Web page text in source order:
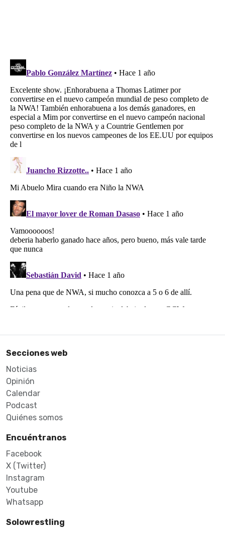
Secciones web
Noticias
Opinión
Calendar
Podcast
Quiénes somos
Encuéntranos
Facebook
X (Twitter)
Instagram
Youtube
Whatsapp
Solowrestling